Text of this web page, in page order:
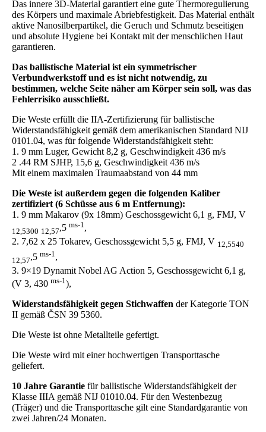
Das innere 3D-Material garantiert eine gute Thermoregulierung
des Körpers und maximale Abriebfestigkeit. Das Material enthält
aktive Nanosilberpartikel, die Geruch und Schmutz beseitigen
und absolute Hygiene bei Kontakt mit der menschlichen Haut
garantieren.
Das ballistische Material ist ein symmetrischer
Verbundwerkstoff und es ist nicht notwendig, zu
bestimmen, welche Seite näher am Körper sein soll, was das
Fehlerrisiko ausschließt.
Die Weste erfüllt die IIA-Zertifizierung für ballistische
Widerstandsfähigkeit gemäß dem amerikanischen Standard NIJ
0101.04, was für folgende Widerstandsfähigkeit steht:
1. 9 mm Luger, Gewicht 8,2 g, Geschwindigkeit 436 m/s
2 .44 RM SJHP, 15,6 g, Geschwindigkeit 436 m/s
Mit einem maximalen Traumaabstand von 44 mm
Die Weste ist außerdem gegen die folgenden Kaliber
zertifiziert (6 Schüsse aus 6 m Entfernung):
1. 9 mm Makarov (9x 18mm) Geschossgewicht 6,1 g, FMJ, V
12,5300 12,57,5 ms-1,
2. 7,62 x 25 Tokarev, Geschossgewicht 5,5 g, FMJ, V 12,5540
12,57,5 ms-1,
3. 9×19 Dynamit Nobel AG Action 5, Geschossgewicht 6,1 g,
(V 3, 430 ms-1 ),
Widerstandsfähigkeit gegen Stichwaffen der Kategorie TON
II gemäß ČSN 39 5360.
Die Weste ist ohne Metallteile gefertigt.
Die Weste wird mit einer hochwertigen Transporttasche
geliefert.
10 Jahre Garantie für ballistische Widerstandsfähigkeit der
Klasse IIIA gemäß NIJ 01010.04. Für den Westenbezug
(Träger) und die Transporttasche gilt eine Standardgarantie von
zwei Jahren/24 Monaten.